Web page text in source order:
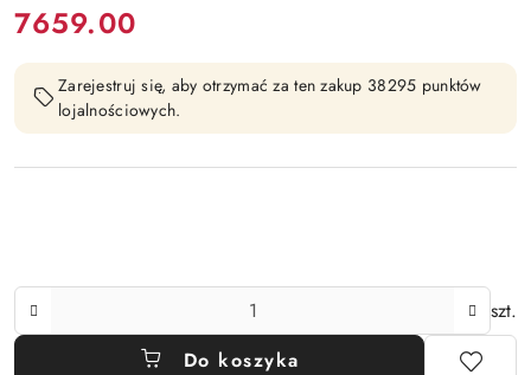
cena:
7659.00
Zarejestruj się, aby otrzymać za ten zakup 38295 punktów
lojalnościowych.
szt.
Do koszyka